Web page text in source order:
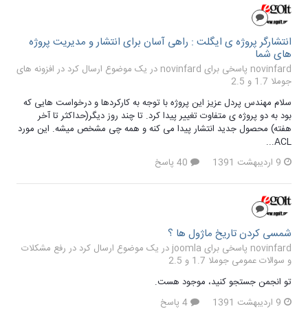
انتشارگر پروژه ی ایگلت : راهی آسان برای انتشار و مدیریت پروژه
های شما
novinfard پاسخی برای novinfard در یک موضوع ارسال کرد در
افزونه های
جوملا 1.7 و 2.5
سلام مهندس پردل عزیز این پروژه با توجه به کارکردها و درخواست هایی که
بود به دو پروژه ی متفاوت تغییر پیدا کرد. تا چند روز دیگر(حداکثر تا آخر
هفته) محصول جدید انتشار پیدا می کنه و همه چی مشخص میشه. این مورد
ACL...
9 اردیبهشت 1391
شمسی کردن تاریخ ماژول ها ؟
novinfard پاسخی برای joomla در یک موضوع ارسال کرد در
رفع مشکلات
و سوالات عمومی جوملا 1.7 و 2.5
تو انجمن جستجو کنید، موجود هست.
9 اردیبهشت 1391